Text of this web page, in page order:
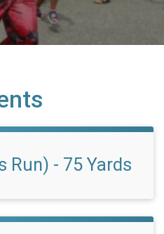
Run) - 75 Yards